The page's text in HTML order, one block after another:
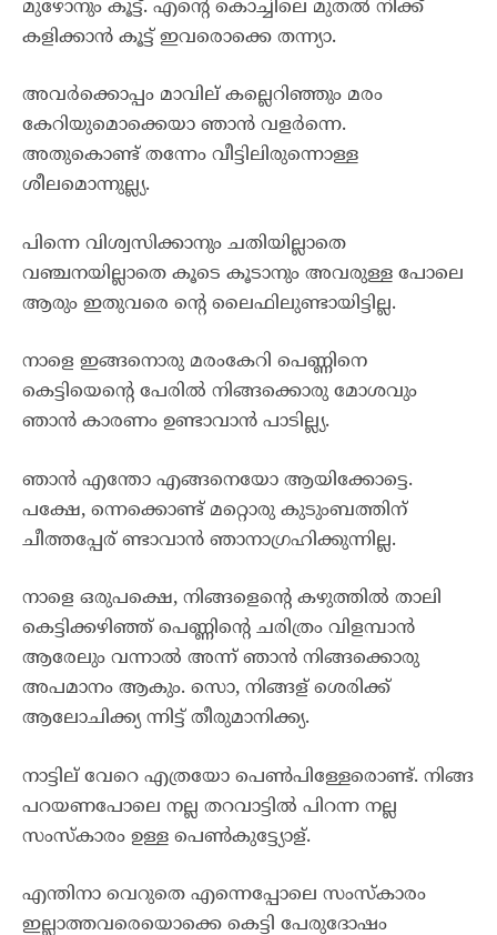
മുഴോനും കൂട്ട്. എന്റെ കൊച്ചിലെ മുതൽ നിക്ക്
കളിക്കാൻ കൂട്ട് ഇവരൊക്കെ തന്ന്യാ.
അവർക്കൊപ്പം മാവില് കല്ലെറിഞ്ഞും മരം
കേറിയുമൊക്കെയാ ഞാൻ വളർന്നെ.
അതുകൊണ്ട് തന്നേം വീട്ടിലിരുന്നൊള്ള
ശീലമൊന്നുല്ല്യ.
പിന്നെ വിശ്വസിക്കാനും ചതിയില്ലാതെ
വഞ്ചനയില്ലാതെ കൂടെ കൂടാനും അവരുള്ള പോലെ
ആരും ഇതുവരെ ന്റെ ലൈഫിലുണ്ടായിട്ടില്ല.
നാളെ ഇങ്ങനൊരു മരംകേറി പെണ്ണിനെ
കെട്ടിയെന്റെ പേരിൽ നിങ്ങക്കൊരു മോശവും
ഞാൻ കാരണം ഉണ്ടാവാൻ പാടില്ല്യ.
ഞാൻ എന്തോ എങ്ങനെയോ ആയിക്കോട്ടെ.
പക്ഷേ, ന്നെക്കൊണ്ട് മറ്റൊരു കുടുംബത്തിന്
ചീത്തപ്പേര് ണ്ടാവാൻ ഞാനാഗ്രഹിക്കുന്നില്ല.
നാളെ ഒരുപക്ഷെ, നിങ്ങളെന്റെ കഴുത്തിൽ താലി
കെട്ടിക്കഴിഞ്ഞ് പെണ്ണിന്റെ ചരിത്രം വിളമ്പാൻ
ആരേലും വന്നാൽ അന്ന് ഞാൻ നിങ്ങക്കൊരു
അപമാനം ആകും. സൊ, നിങ്ങള് ശെരിക്ക്
ആലോചിക്ക്യ ന്നിട്ട് തീരുമാനിക്ക്യ.
നാട്ടില് വേറെ എത്രയോ പെൺപിള്ളേരൊണ്ട്. നിങ്ങ
പറയണപോലെ നല്ല തറവാട്ടിൽ പിറന്ന നല്ല
സംസ്കാരം ഉള്ള പെൺകുട്ട്യോള്.
എന്തിനാ വെറുതെ എന്നെപ്പോലെ സംസ്കാരം
ഇല്ലാത്തവരെയൊക്കെ കെട്ടി പേരുദോഷം